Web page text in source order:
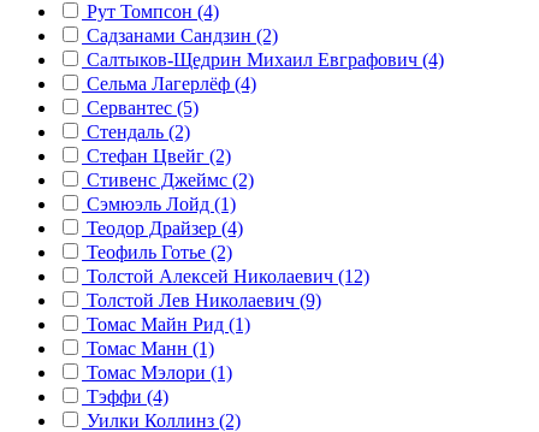
Рут Томпсон (4)
Садзанами Сандзин (2)
Салтыков-Щедрин Михаил Евграфович (4)
Сельма Лагерлёф (4)
Сервантес (5)
Стендаль (2)
Стефан Цвейг (2)
Стивенс Джеймс (2)
Сэмюэль Лойд (1)
Теодор Драйзер (4)
Теофиль Готье (2)
Толстой Алексей Николаевич (12)
Толстой Лев Николаевич (9)
Томас Майн Рид (1)
Томас Манн (1)
Томас Мэлори (1)
Тэффи (4)
Уилки Коллинз (2)